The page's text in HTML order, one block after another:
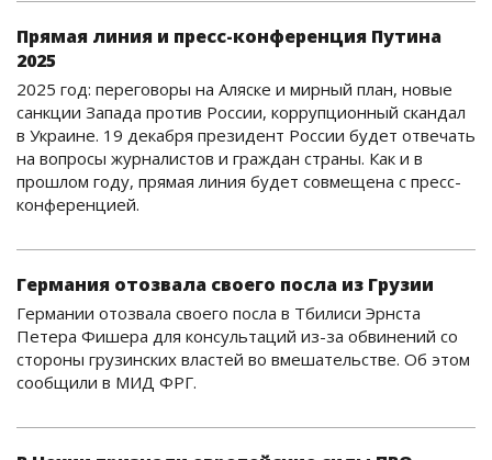
Прямая линия и пресс-конференция Путина
2025
2025 год: переговоры на Аляске и мирный план, новые
санкции Запада против России, коррупционный скандал
в Украине. 19 декабря президент России будет отвечать
на вопросы журналистов и граждан страны. Как и в
прошлом году, прямая линия будет совмещена с пресс-
конференцией.
Германия отозвала своего посла из Грузии
Германии отозвала своего посла в Тбилиси Эрнста
Петера Фишера для консультаций из-за обвинений со
стороны грузинских властей во вмешательстве. Об этом
сообщили в МИД ФРГ.